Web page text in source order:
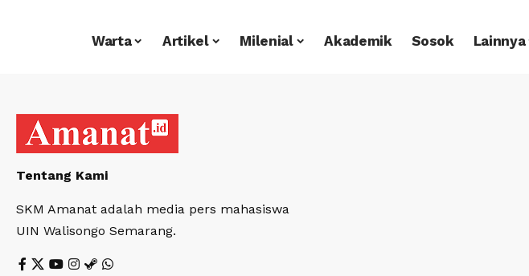
Warta Artikel Milenial Akademik Sosok Lainnya
Tentang Kami
SKM Amanat adalah media pers mahasiswa
UIN Walisongo Semarang.